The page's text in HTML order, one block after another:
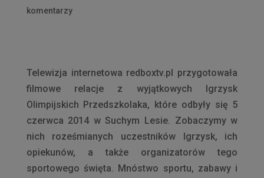
komentarzy
Telewizja internetowa redboxtv.pl przygotowała
filmowe relacje z wyjątkowych Igrzysk
Olimpijskich Przedszkolaka, które odbyły się 5
czerwca 2014 w Suchym Lesie. Zobaczymy w
nich roześmianych uczestników Igrzysk, ich
opiekunów, a także organizatorów tego
sportowego święta. Mnóstwo sportu, zabawy i